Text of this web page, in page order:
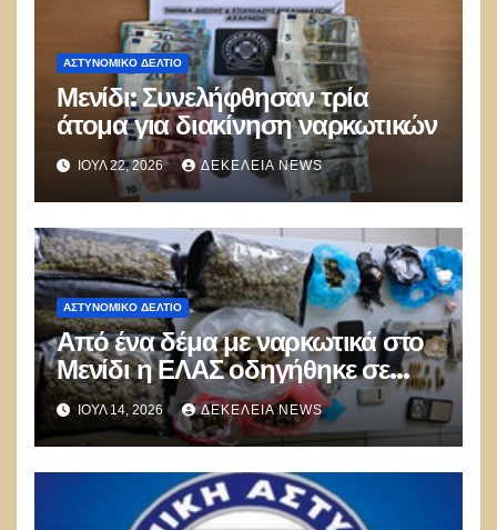
ΑΣΤΥΝΟΜΙΚΌ ΔΕΛΤΊΟ
Μενίδι: Συνελήφθησαν τρία
άτομα για διακίνηση ναρκωτικών
ΙΟΎΛ 22, 2026 ΔΕΚΈΛΕΙΑ NEWS
ΑΣΤΥΝΟΜΙΚΌ ΔΕΛΤΊΟ
Από ένα δέμα με ναρκωτικά στο
Μενίδι η ΕΛΑΣ οδηγήθηκε σε
ευρύτερο δίκτυο διακίνησης σε
Λάρισα και Μυτιλήνη
ΙΟΎΛ 14, 2026 ΔΕΚΈΛΕΙΑ NEWS